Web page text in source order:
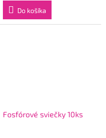
Do košíka
Fosfórové sviečky 10ks